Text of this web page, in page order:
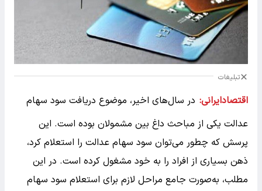
تبلیغات
اقتصادایرانی: در سال‌های اخیر، موضوع دریافت سود سهام
عدالت یکی از مباحث داغ بین مشمولان بوده است. این
پرسش که چطور می‌توان سود سهام عدالت را استعلام کرد،
ذهن بسیاری از افراد را به خود مشغول کرده است. در این
مطلب، به‌صورت جامع مراحل لازم برای استعلام سود سهام